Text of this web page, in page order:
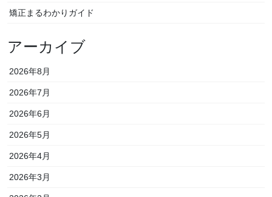
矯正まるわかりガイド
アーカイブ
2026年8月
2026年7月
2026年6月
2026年5月
2026年4月
2026年3月